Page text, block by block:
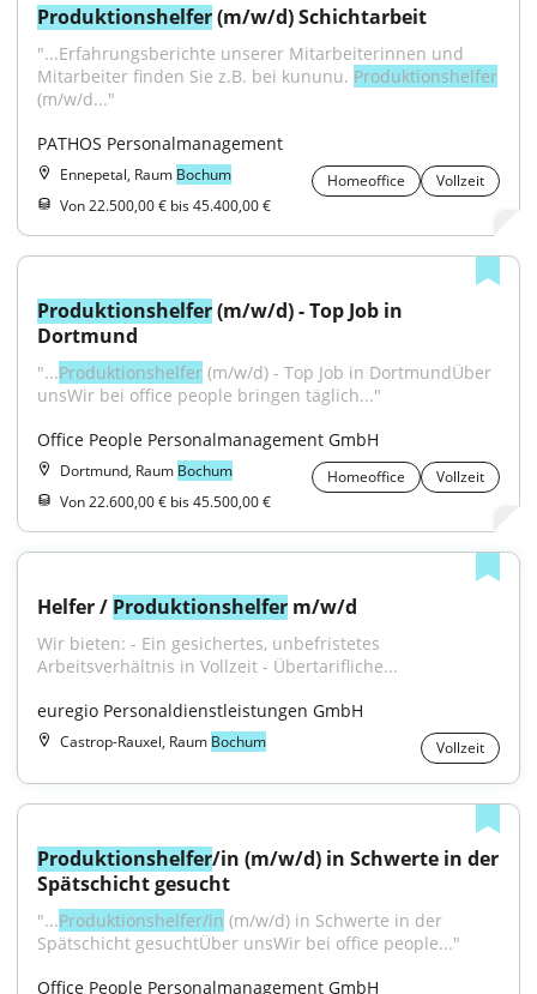
Produktionshelfer (m/w/d) Schichtarbeit
"...Erfahrungsberichte unserer Mitarbeiterinnen und
Mitarbeiter finden Sie z.B. bei kununu. Produktionshelfer
(m/w/d..."
PATHOS Personalmanagement
Ennepetal, Raum Bochum Homeoffice
Vollzeit
Von 22.500,00 € bis 45.400,00 €
Produktionshelfer (m/w/d) - Top Job in
Dortmund
"...Produktionshelfer (m/w/d) - Top Job in DortmundÜber
unsWir bei office people bringen täglich..."
Office People Personalmanagement GmbH
Dortmund, Raum Bochum Homeoffice
Vollzeit
Von 22.600,00 € bis 45.500,00 €
Helfer / Produktionshelfer m/w/d
Wir bieten: - Ein gesichertes, unbefristetes
Arbeitsverhältnis in Vollzeit - Übertarifliche...
euregio Personaldienstleistungen GmbH
Castrop-Rauxel, Raum Bochum Vollzeit
Produktionshelfer/in (m/w/d) in Schwerte in der
Spätschicht gesucht
"...Produktionshelfer/in (m/w/d) in Schwerte in der
Spätschicht gesuchtÜber unsWir bei office people..."
Office People Personalmanagement GmbH